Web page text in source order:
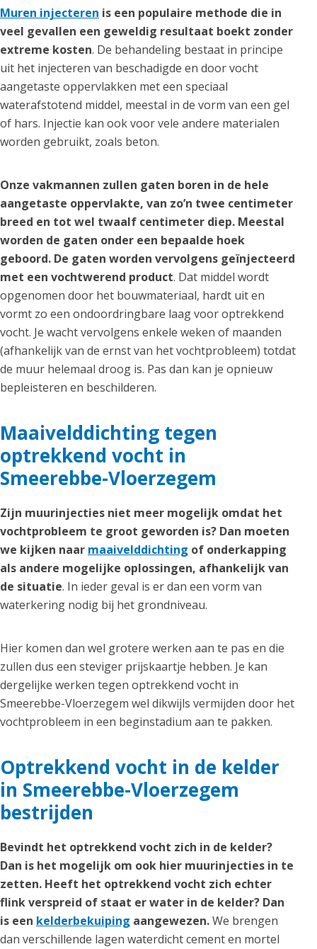
Muren injecteren is een populaire methode die in
veel gevallen een geweldig resultaat boekt zonder
extreme kosten. De behandeling bestaat in principe
uit het injecteren van beschadigde en door vocht
aangetaste oppervlakken met een speciaal
waterafstotend middel, meestal in de vorm van een gel
of hars. Injectie kan ook voor vele andere materialen
worden gebruikt, zoals beton.
Onze vakmannen zullen gaten boren in de hele
aangetaste oppervlakte, van zo’n twee centimeter
breed en tot wel twaalf centimeter diep. Meestal
worden de gaten onder een bepaalde hoek
geboord. De gaten worden vervolgens geïnjecteerd
met een vochtwerend product. Dat middel wordt
opgenomen door het bouwmateriaal, hardt uit en
vormt zo een ondoordringbare laag voor optrekkend
vocht. Je wacht vervolgens enkele weken of maanden
(afhankelijk van de ernst van het vochtprobleem) totdat
de muur helemaal droog is. Pas dan kan je opnieuw
bepleisteren en beschilderen.
Maaivelddichting tegen
optrekkend vocht in
Smeerebbe-Vloerzegem
Zijn muurinjecties niet meer mogelijk omdat het
vochtprobleem te groot geworden is? Dan moeten
we kijken naar maaivelddichting of onderkapping
als andere mogelijke oplossingen, afhankelijk van
de situatie. In ieder geval is er dan een vorm van
waterkering nodig bij het grondniveau.
Hier komen dan wel grotere werken aan te pas en die
zullen dus een steviger prijskaartje hebben. Je kan
dergelijke werken tegen optrekkend vocht in
Smeerebbe-Vloerzegem wel dikwijls vermijden door het
vochtprobleem in een beginstadium aan te pakken.
Optrekkend vocht in de kelder
in Smeerebbe-Vloerzegem
bestrijden
Bevindt het optrekkend vocht zich in de kelder?
Dan is het mogelijk om ook hier muurinjecties in te
zetten. Heeft het optrekkend vocht zich echter
flink verspreid of staat er water in de kelder? Dan
is een kelderbekuiping aangewezen.We brengen
dan verschillende lagen waterdicht cement en mortel